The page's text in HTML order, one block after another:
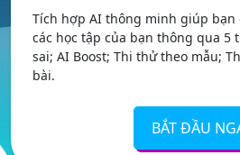
Tích hợp AI thông minh giúp bạn
các học tập của bạn thông qua 5
sai; AI Boost; Thi thử theo mẫu;
bài.
BẮT ĐẦU